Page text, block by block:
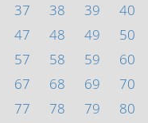
37 38 39
40
47 48 49
50
57 58 59
60
67 68 69
70
77 78 79
80